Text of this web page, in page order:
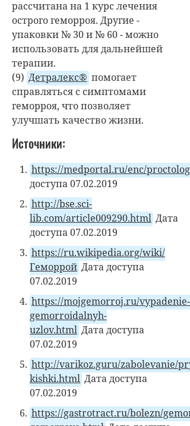
рассчитана на 1 курс лечения
острого геморроя. Другие -
упаковки № 30 и № 60 - можно
использовать для дальнейшей
терапии.
(9) Детралекс® помогает
справляться с симптомами
геморроя, что позволяет
улучшать качество жизни.
Источники:
https://medportal.ru/enc/
доступа 07.02.2019
http://bse.sci-
lib.com/article009290.html Дата
доступа 07.02.2019
https://ru.wikipedia.org/wiki/
Геморрой Дата доступа
07.02.2019
https://mojgemorroj.ru/vypadenie-
gemorroidalnyh-
uzlov.html Дата доступа
07.02.2019
http://varikoz.guru/zabolevanie/
kishki.html Дата доступа
07.02.2019
https://gastrotract.ru/bolezn/